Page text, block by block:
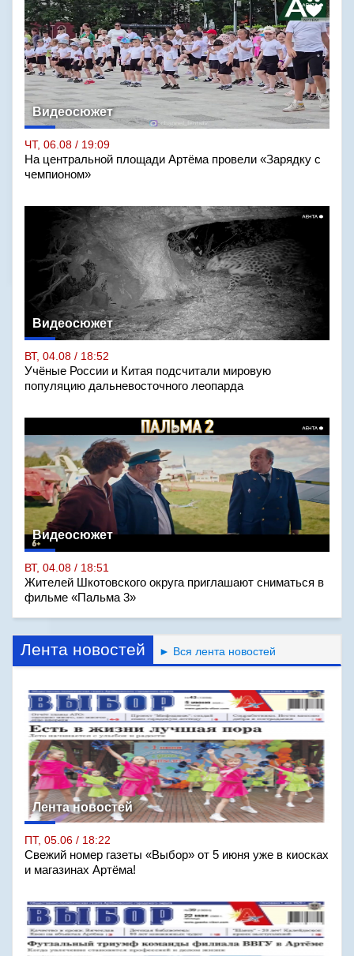
Видеосюжет
ЧТ, 06.08 / 19:09
На центральной площади Артёма провели «Зарядку с
чемпионом»
Видеосюжет
ВТ, 04.08 / 18:52
Учёные России и Китая подсчитали мировую
популяцию дальневосточного леопарда
Видеосюжет
ВТ, 04.08 / 18:51
Жителей Шкотовского округа приглашают сниматься в
фильме «Пальма 3»
Лента новостей ► Вся лента новостей
Лента новостей
ПТ, 05.06 / 18:22
Свежий номер газеты «Выбор» от 5 июня уже в киосках
и магазинах Артёма!